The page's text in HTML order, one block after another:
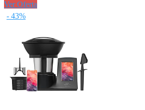
Ver Oferta
- 43%